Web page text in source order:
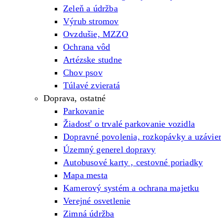
Zeleň a údržba
Výrub stromov
Ovzdušie, MZZO
Ochrana vôd
Artézske studne
Chov psov
Túlavé zvieratá
Doprava, ostatné
Parkovanie
Žiadosť o trvalé parkovanie vozidla
Dopravné povolenia, rozkopávky a
Územný generel dopravy
Autobusové karty , cestovné poriadky
Mapa mesta
Kamerový systém a ochrana majetku
Verejné osvetlenie
Zimná údržba